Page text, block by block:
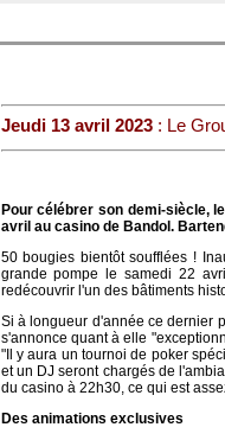
Jeudi 13 avril 2023: Le
Pour célébrer son demi-siècle,
avril au casino de Bandol.
50 bougies bientôt soufflées !
grande pompe le samedi 22
redécouvrir l'un des bâtiments
Si à longueur d'année ce dernier
s'annonce quant à elle
"Il y aura un tournoi de poker
et un DJ seront chargés de
du casino à 22h30, ce qui est
Des animations exclusives